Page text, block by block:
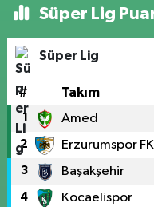
Süper Lig
Süper Lig
# Takım
1 Amed
2 Erzurumspor FK
3 Başakşehir
4 Kocaelispor